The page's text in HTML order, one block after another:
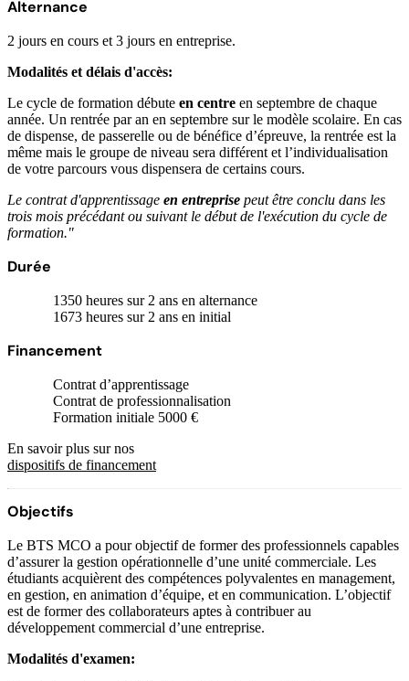
Alternance
2 jours en cours et 3 jours en entreprise.
Modalités et délais d'accès:
Le cycle de formation débute en centre en septembre de chaque
année. Un rentrée par an en septembre sur le modèle scolaire. En cas
de dispense, de passerelle ou de bénéfice d’épreuve, la rentrée est la
même mais le groupe de niveau sera différent et l’individualisation
de votre parcours vous dispensera de certains cours.
Le contrat d'apprentissage en entreprise peut être conclu dans les
trois mois précédant ou suivant le début de l'exécution du cycle de
formation."
Durée
1350 heures sur 2 ans en alternance
1673 heures sur 2 ans en initial
Financement
Contrat d’apprentissage
Contrat de professionnalisation
Formation initiale 5000 €
En savoir plus sur nos
dispositifs de financement
Objectifs
Le BTS MCO a pour objectif de former des professionnels capables
d’assurer la gestion opérationnelle d’une unité commerciale. Les
étudiants acquièrent des compétences polyvalentes en management,
en gestion, en animation d’équipe, et en communication. L’objectif
est de former des collaborateurs aptes à contribuer au
développement commercial d’une entreprise.
Modalités d'examen: